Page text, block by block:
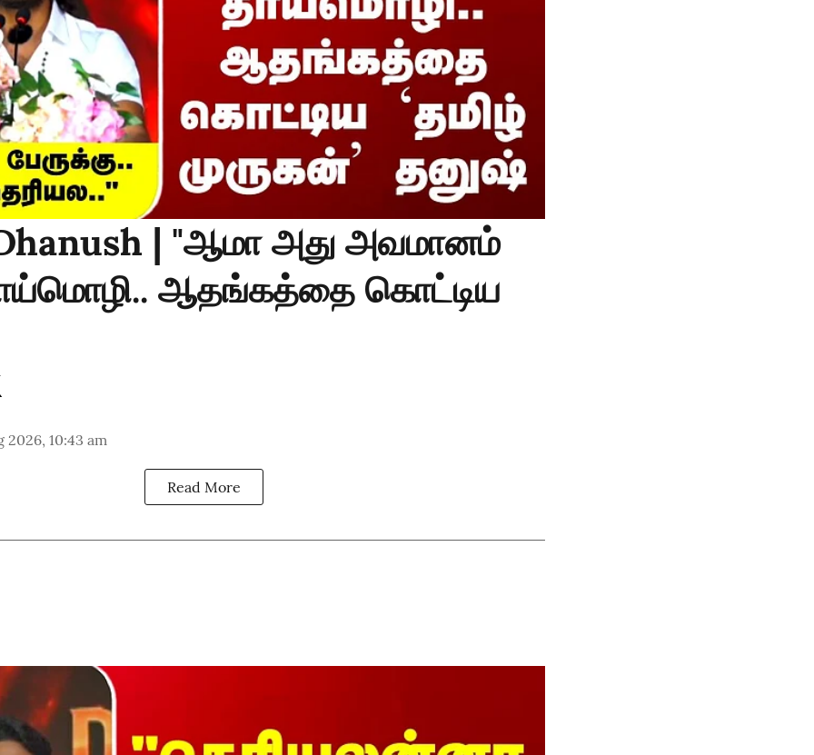
| "ஆமா அது அவமானம்
ஆதங்கத்தை கொட்டிய
2026, 10:43 am
Read More